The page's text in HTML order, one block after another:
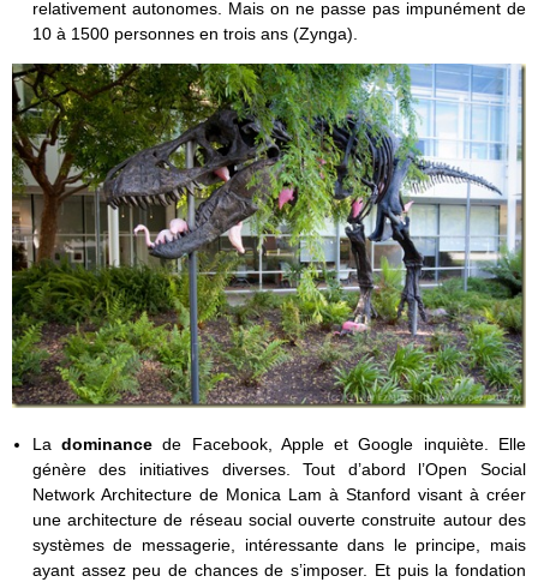
relativement autonomes. Mais on ne passe pas impunément de
10 à 1500 personnes en trois ans (Zynga).
Ladominancede Facebook, Apple et Google inquiète. Elle
génère des initiatives diverses. Tout d’abord l’Open Social
Network Architecture de Monica Lam à Stanford visant à créer
une architecture de réseau social ouverte construite autour des
systèmes de messagerie, intéressante dans le principe, mais
ayant assez peu de chances de s’imposer. Et puis la fondation